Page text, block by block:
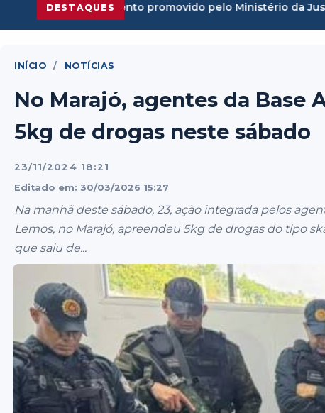
DESTAQUES
promovido pelo Ministério da Justiça Segurança
INÍCIO / NOTÍCIAS
No Marajó, agentes da Base
5kg de drogas neste sábado
23/11/2024 18:21
Editado em: 30/03/2026 15:27
Na manhã deste sábado, 23, ação integrada pelos
Lemos, no Marajó, apreendeu 5kg de drogas do tipo
que saiu de...